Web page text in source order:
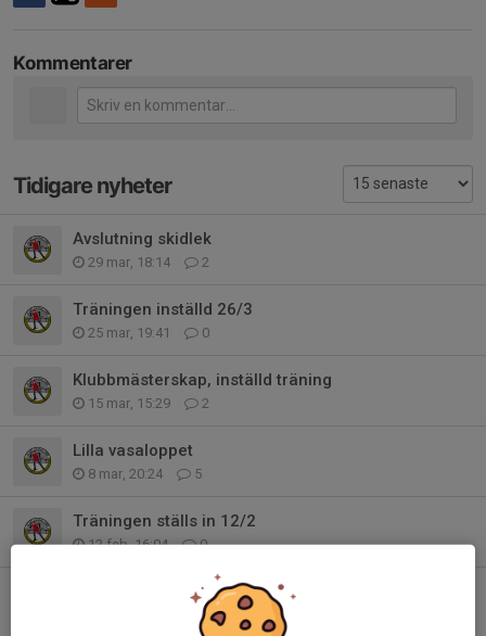
Kommentarer
Tidigare nyheter
Avslutning skidlek
29 mar, 18:14 2
Träningen inställd 26/3
25 mar, 19:41 0
Klubbmästerskap, inställd träning
15 mar, 15:29 2
Lilla vasaloppet
8 mar, 20:24 5
Träningen ställs in 12/2
12 feb, 16:04 0
Inställd träning 5feb